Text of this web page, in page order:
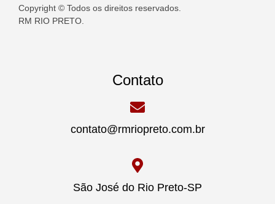
Copyright © Todos os direitos reservados.
RM RIO PRETO.
Contato
contato@rmriopreto.com.br
São José do Rio Preto-SP